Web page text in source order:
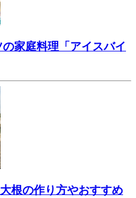
家庭料理「アイスバイ
根の作り方やおすすめ